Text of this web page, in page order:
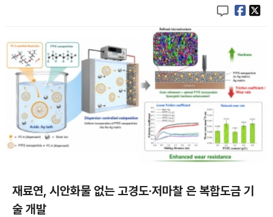
재료연, 시안화물 없는 고경도·저마찰 은 복합도금 기
술 개발